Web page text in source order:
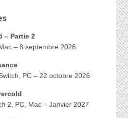
– Partie 2
– 8 septembre 2026
PC – 22 octobre 2026
2, PC, Mac – Janvier 2027